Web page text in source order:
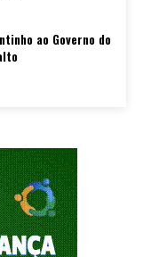
ao Governo do